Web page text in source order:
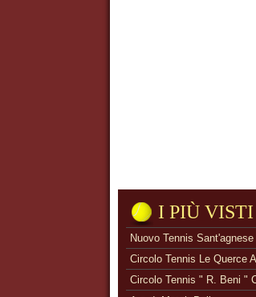
I PIÙ VISTI
Nuovo Tennis Sant'agnese
Circolo Tennis Le Querce
Circolo Tennis " R. Beni "